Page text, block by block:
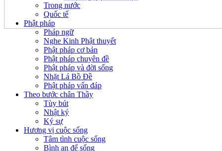
Trong nước
Quốc tế
Phật pháp
Pháp ngữ
Nghe Kinh Phật thuyết
Phật pháp cơ bản
Phật pháp chuyên đề
Phật pháp và đời sống
Nhặt Lá Bồ Đề
Phật pháp vấn đáp
Theo bước chân Thầy
Tùy bút
Nhật ký
Ký sự
Hương vị cuộc sống
Tâm tình cuộc sống
Bình an để sống